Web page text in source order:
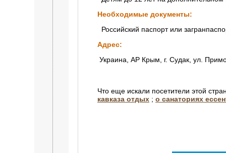
Необходимые документы:
Российский паспорт или
Адрес:
Украина, АР Крым, г. Судак, ул.
Что еще искали посетители этой
кавказа отдых ; о санаториях